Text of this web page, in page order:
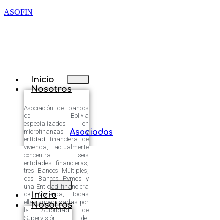
ASOFIN
Inicio
Nosotros
Asociación de bancos
de Bolivia
especializados en
microfinanzas y
entidad financiera de
vivienda, actualmente
concentra seis
entidades financieras,
tres Bancos Múltiples,
dos Bancos Pymes y
una Entidad financiera
de Vivienda, todas
ellas supervisadas por
la Autoridad de
Supervisión del
Asociadas
Inicio
Nosotros